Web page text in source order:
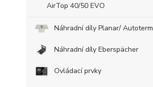
AirTop 40/50 EVO
Náhradní díly Planar/ Autoterm
Náhradní díly Eberspächer
Ovládací prvky